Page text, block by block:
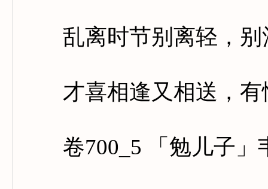
乱离时节别离轻，别
才喜相逢又相送，有
卷700_5 「勉儿子」